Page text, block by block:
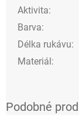
Aktivita:
Barva:
Délka rukávu:
Materiál: